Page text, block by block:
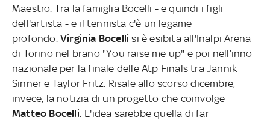
Maestro. Tra la famiglia Bocelli - e quindi i figli
dell'artista - e il tennista c'è un legame
profondo. Virginia Bocellisi è esibita all'Inalpi Arena
di Torino nel brano "You raise me up" e poi nell’inno
nazionale per la finale delle Atp Finals tra Jannik
Sinner e Taylor Fritz. Risale allo scorso dicembre,
invece, la notizia di un progetto che coinvolge
Matteo Bocelli. L'idea sarebbe quella di far